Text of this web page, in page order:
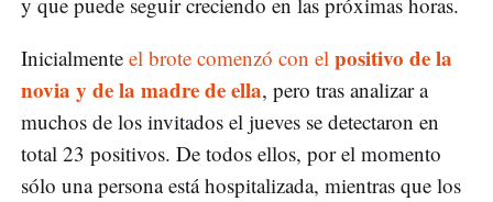
Inicialmente el brote comenzó con el positivo de la
novia y de la madre de ella, pero tras analizar a
muchos de los invitados el jueves se detectaron en
total 23 positivos. De todos ellos, por el momento
sólo una persona está hospitalizada, mientras que los